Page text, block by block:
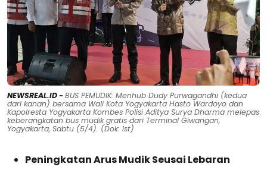
NEWSREAL.ID -BUS PEMUDIK: Menhub Dudy Purwagandhi (kedua
dari kanan) bersama Wali Kota Yogyakarta Hasto Wardoyo dan
Kapolresta Yogyakarta Kombes Polisi Aditya Surya Dharma melepas
keberangkatan bus mudik gratis dari Terminal Giwangan,
Yogyakarta, Sabtu (5/4). (Dok: Ist)
Peningkatan Arus Mudik Seusai Lebaran